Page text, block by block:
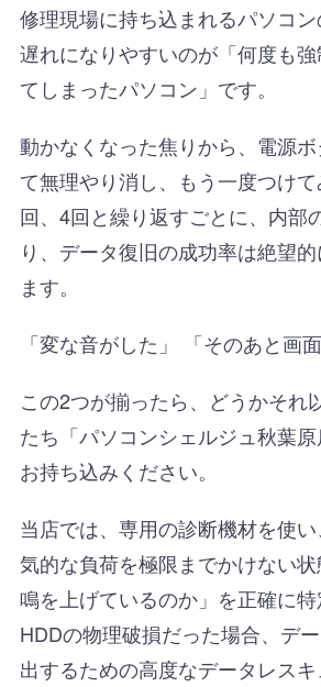
修理現場に持ち込まれるパソコ
遅れになりやすいのが「何度も
てしまったパソコン」です。
動かなくなった焦りから、電源
て無理やり消し、もう一度つけ
回、4回と繰り返すごとに、内部
り、データ復旧の成功率は絶望
ます。
「変な音がした」 「そのあと画
この2つが揃ったら、どうかそれ
たち「パソコンシェルジュ秋葉
お持ち込みください。
当店では、専用の診断機材を使
気的な負荷を極限までかけない
鳴を上げているのか」を正確に
HDDの物理破損だった場合、デ
出するための高度なデータレス